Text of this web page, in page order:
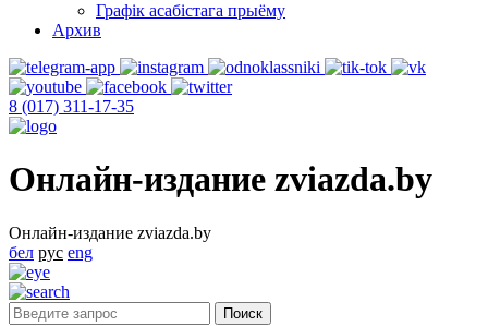
Графік асабістага прыёму
Архив
8 (017) 311-17-35
Онлайн-издание zviazda.by
Онлайн-издание zviazda.by
бел рус eng